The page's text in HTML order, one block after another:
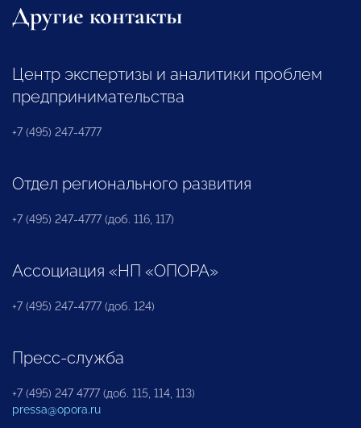
Другие контакты
Центр экспертизы и аналитики проблем
предпринимательства
+7 (495) 247-4777
Отдел регионального развития
+7 (495) 247-4777 (доб. 116, 117)
Ассоциация «НП «ОПОРА»
+7 (495) 247-4777 (доб. 124)
Пресс-служба
+7 (495) 247 4777 (доб. 115, 114, 113)
pressa@opora.ru